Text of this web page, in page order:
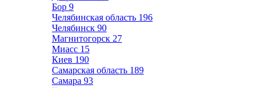
Бор 9
Челябинская область 196
Челябинск 90
Магнитогорск 27
Миасс 15
Киев 190
Самарская область 189
Самара 93